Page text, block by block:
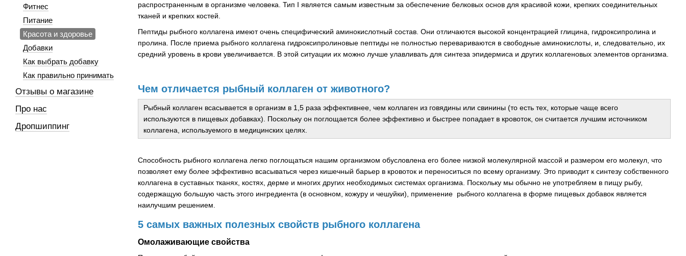
распространенным в организме человека. Тип I является самым известным за обеспечение белковых основ для красивой кожи, крепких соединительных
тканей и крепких костей.
Пептиды рыбного коллагена имеют очень специфический аминокислотный состав. Они отличаются высокой концентрацией глицина, гидроксипролина и
пролина. После приема рыбного коллагена гидроксипролиновые пептиды не полностью перевариваются в свободные аминокислоты, и, следовательно, их
средний уровень в крови увеличивается. В этой ситуации их можно лучше улавливать для синтеза эпидермиса и других коллагеновых элементов организма.
Чем отличается рыбный коллаген от животного?
Рыбный коллаген всасывается в организм в 1,5 раза эффективнее, чем коллаген из говядины или свинины (то есть тех, которые чаще всего
используются в пищевых добавках). Поскольку он поглощается более эффективно и быстрее попадает в кровоток, он считается лучшим источником
коллагена, используемого в медицинских целях.
Способность рыбного коллагена легко поглощаться нашим организмом обусловлена ​​его более низкой молекулярной массой и размером его молекул, что
позволяет ему более эффективно всасываться через кишечный барьер в кровоток и переноситься по всему организму. Это приводит к синтезу собственного
коллагена в суставных тканях, костях, дерме и многих других необходимых системах организма. Поскольку мы обычно не употребляем в пищу рыбу,
содержащую большую часть этого ингредиента (в основном, кожуру и чешуйки), применение рыбного коллагена в форме пищевых добавок является
наилучшим решением.
5 самых важных полезных свойств рыбного коллагена
Омолаживающие свойства
Фитнес
Питание
Красота и здоровье
Добавки
Как выбрать добавку
Как правильно принимать
Отзывы о магазине
Про нас
Дропшиппинг